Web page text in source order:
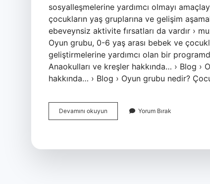
sosyalleşmelerine yardımcı olmayı
çocukların yaş gruplarına ve gelişim
ebeveynsiz aktivite fırsatları da vardır ›
Oyun grubu, 0-6 yaş arası bebek ve
geliştirmelerine yardımcı olan bir
Anaokulları ve kreşler hakkında… › Blog ›
hakkında… › Blog › Oyun grubu nedir?
Devamını okuyun Çocuğun
Grup
Yorum Bırak